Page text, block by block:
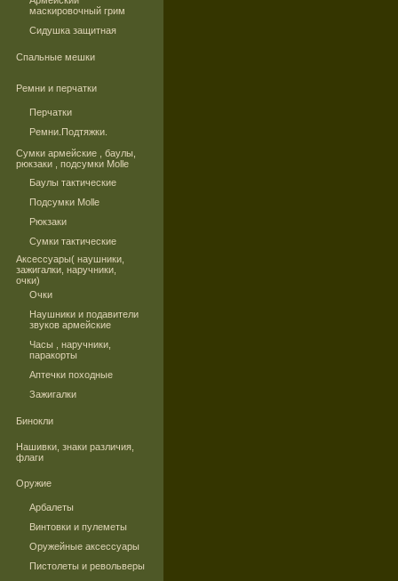
маскировочный грим
Сидушка защитная
Спальные мешки
Ремни и перчатки
Перчатки
Ремни.Подтяжки.
Сумки армейские , баулы,
рюкзаки , подсумки Molle
Баулы тактические
Подсумки Molle
Рюкзаки
Сумки тактические
Аксессуары( наушники,
зажигалки, наручники,
очки)
Очки
Наушники и подавители
звуков армейские
Часы , наручники,
паракорты
Аптечки походные
Зажигалки
Бинокли
Нашивки, знаки различия,
флаги
Оружие
Арбалеты
Винтовки и пулеметы
Оружейные аксессуары
Пистолеты и револьверы